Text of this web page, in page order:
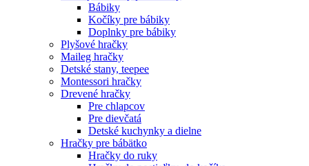
Bábiky
Kočíky pre bábiky
Doplnky pre bábiky
Plyšové hračky
Maileg hračky
Detské stany, teepee
Montessori hračky
Drevené hračky
Pre chlapcov
Pre dievčatá
Detské kuchynky a dielne
Hračky pre bábätko
Hračky do ruky